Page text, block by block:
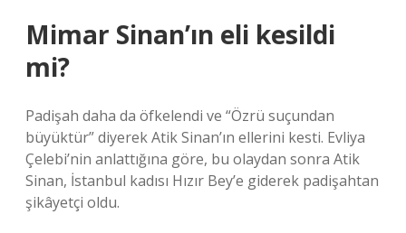
Mimar Sinan’ın eli kesildi
mi?
Padişah daha da öfkelendi ve “Özrü suçundan
büyüktür” diyerek Atik Sinan’ın ellerini kesti. Evliya
Çelebi’nin anlattığına göre, bu olaydan sonra Atik
Sinan, İstanbul kadısı Hızır Bey’e giderek padişahtan
şikâyetçi oldu.